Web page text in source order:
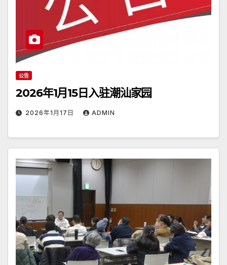
公告
2026年1月15日入驻潮汕家园
2026年1月17日 ADMIN